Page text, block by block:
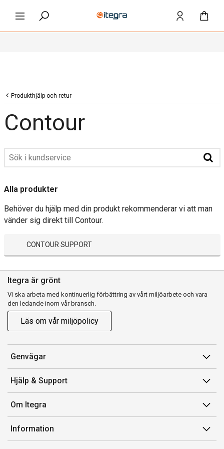
Produkthjälp och retur
Contour
Alla produkter
Behöver du hjälp med din produkt rekommenderar vi att man
vänder sig direkt till Contour.
CONTOUR SUPPORT
Itegra är grönt
Vi ska arbeta med kontinuerlig förbättring av vårt miljöarbete och vara
den ledande inom vår bransch.
Läs om vår miljöpolicy
Genvägar
Min sida
Orderhistorik
Fakturor & Kvitton
Inköpslistor
Hjälp & Support
Kundservice
Retur
Transportskada
Om Itegra
Om oss
Vi är Itegra
Information